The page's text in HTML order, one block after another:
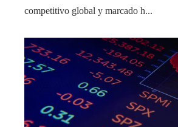
competitivo global y marcado h...